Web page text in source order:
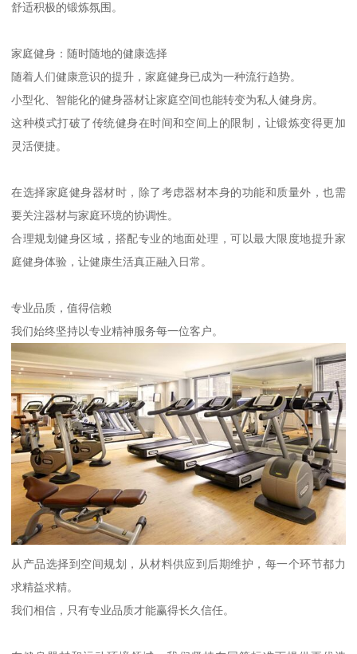
舒适积极的锻炼氛围。
家庭健身：随时随地的健康选择
随着人们健康意识的提升，家庭健身已成为一种流行趋势。
小型化、智能化的健身器材让家庭空间也能转变为私人健身房。
这种模式打破了传统健身在时间和空间上的限制，让锻炼变得更加
灵活便捷。
在选择家庭健身器材时，除了考虑器材本身的功能和质量外，也需
要关注器材与家庭环境的协调性。
合理规划健身区域，搭配专业的地面处理，可以最大限度地提升家
庭健身体验，让健康生活真正融入日常。
专业品质，值得信赖
我们始终坚持以专业精神服务每一位客户。
从产品选择到空间规划，从材料供应到后期维护，每一个环节都力
求精益求精。
我们相信，只有专业品质才能赢得长久信任。